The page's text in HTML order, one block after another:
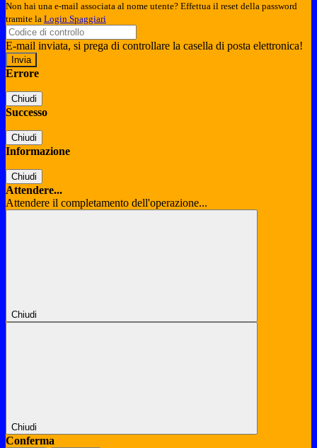
Non hai una e-mail associata al nome utente? Effettua il reset della password
tramite la Login Spaggiari
E-mail inviata, si prega di controllare la casella di posta elettronica!
Errore
Chiudi
Successo
Chiudi
Informazione
Chiudi
Attendere...
Attendere il completamento dell'operazione...
Chiudi
Chiudi
Conferma